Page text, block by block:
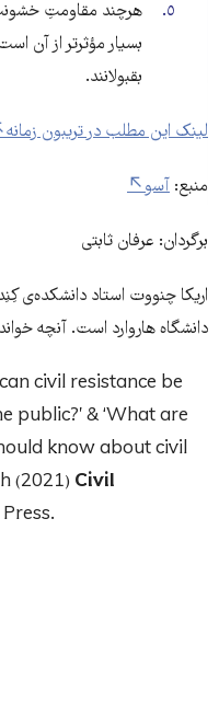
هرچند مقاومتِ
بسیار مؤثرتر از آن
بقبولانند.
لینک این مطلب در تریبون زمانه
منبع: آسو
برگردان: عرفان ثابتی
اریکا چنووت استاد دانشکده‌ی
دانشگاه هاروارد است. آنچه
civil resistance be
public?’ & ‘What are
know about civil
(2021) Civil